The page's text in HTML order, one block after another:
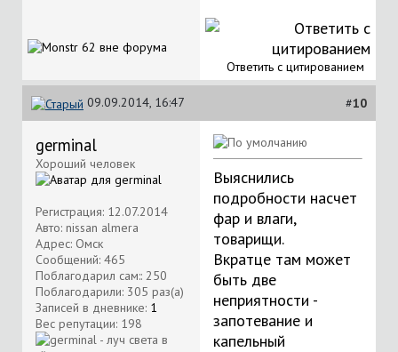
Ответить с цитированием
09.09.2014, 16:47 #10
germinal
Хороший человек
Регистрация: 12.07.2014
Авто: nissan almera
Адрес: Омск
Сообщений: 465
Поблагодарил сам:: 250
Поблагодарили: 305 раз(а)
Записей в дневнике: 1
Вес репутации: 198
Выяснились
подробности насчет
фар и влаги,
товарищи.
Вкратце там может
быть две
неприятности -
запотевание и
капельный